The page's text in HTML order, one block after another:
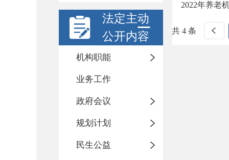
法定主动
公开内容
机构职能
业务工作
政府会议
规划计划
民生公益
2022年养老
共 4 条